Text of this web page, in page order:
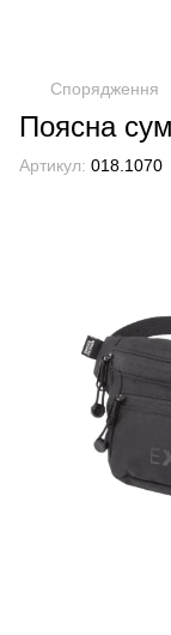
Спорядження
Поясна
Артикул: 018.1070